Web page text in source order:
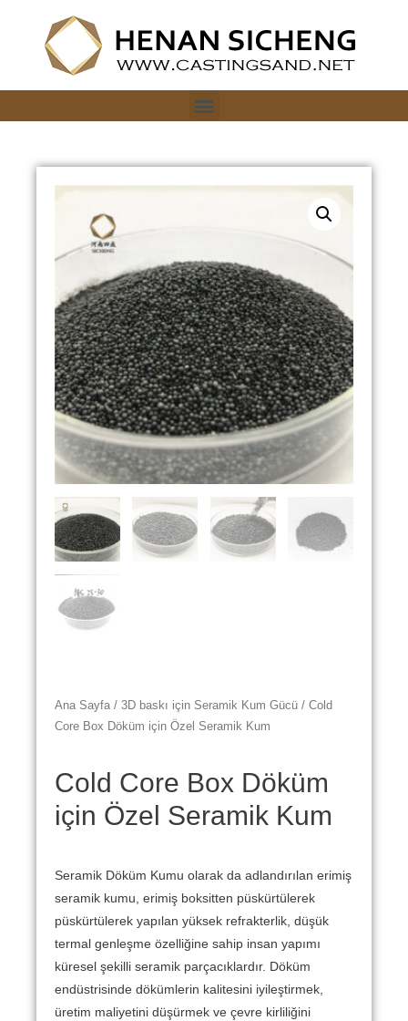
Ana Sayfa / 3D baskı için Seramik Kum Gücü / Cold
Core Box Döküm için Özel Seramik Kum
Cold Core Box Döküm
için Özel Seramik Kum
Seramik Döküm Kumu olarak da adlandırılan erimiş
seramik kumu, erimiş boksitten püskürtülerek
püskürtülerek yapılan yüksek refrakterlik, düşük
termal genleşme özelliğine sahip insan yapımı
küresel şekilli seramik parçacıklardır. Döküm
endüstrisinde dökümlerin kalitesini iyileştirmek,
üretim maliyetini düşürmek ve çevre kirliliğini